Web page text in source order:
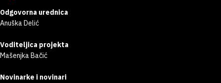
Odgovorna urednica
Anuška Delić
Voditeljica projekta
Mašenjka Bačić
Novinarke i novinari